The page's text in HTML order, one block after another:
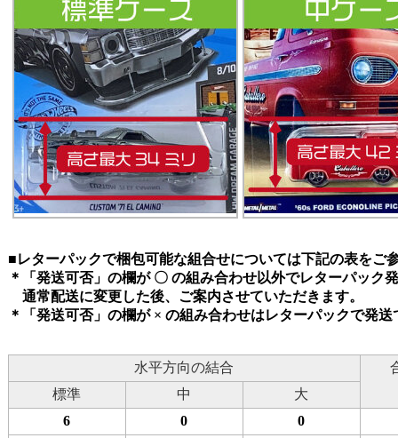
■レターパックで梱包可能な組合せについては下記の表をご
＊「発送可否」の欄が 〇 の組み合わせ以外でレターパック
通常配送に変更した後、ご案内させていただきます。
＊「発送可否」の欄が × の組み合わせはレターパックで発送
水平方向の結合
標準
中
大
6
0
0